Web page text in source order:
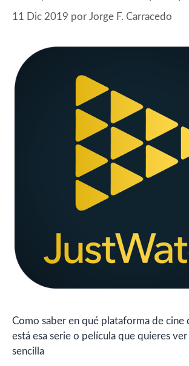
11 Dic 2019 por Jorge F. Carracedo
Como saber en qué plataforma de cine
está esa serie o película que quieres
sencilla